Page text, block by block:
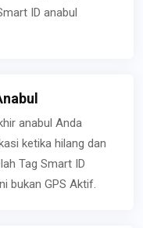
ID anabul
anabul Anda
ketika hilang dan
Tag Smart ID
bukan GPS Aktif.